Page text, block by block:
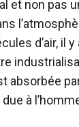
et non pas
d’air, il
absorbée
à